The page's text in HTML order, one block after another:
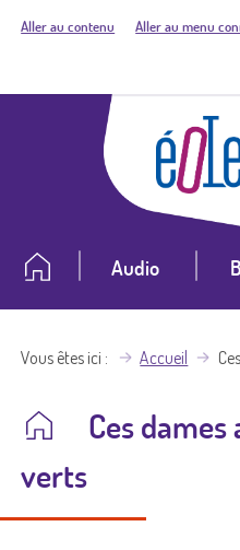
Aller au contenu Aller au menu
Audio
Vous êtes ici Accueil
Ces dames
verts